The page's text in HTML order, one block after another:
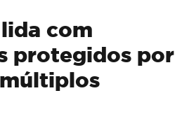
com
protegidos por